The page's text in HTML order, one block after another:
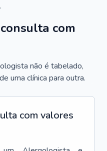
com
não é tabelado,
uma clínica para outra.
com valores